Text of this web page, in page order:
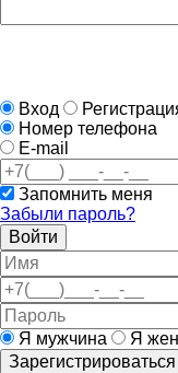
Вход
Номер телефона
E-mail
Запомнить меня
Забыли пароль?
Войти
Я мужчина
Я
Зарегистрироваться